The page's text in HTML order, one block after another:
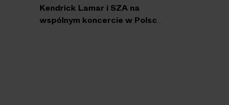
Kendrick Lamar i SZA na
wspólnym koncercie w Polsce!